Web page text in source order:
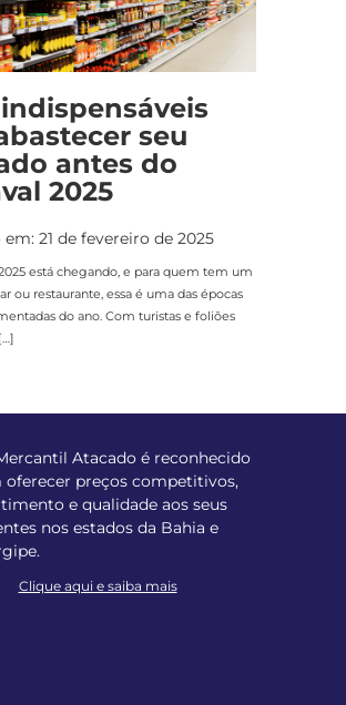
seu
antes do
2025
21 de fevereiro de 2025
está chegando, e para quem tem um
ou restaurante, essa é uma das épocas
do ano. Com turistas e foliões
Atacado é reconhecido
oferecer preços competitivos,
e qualidade aos seus
nos estados da Bahia e
Clique aqui e saiba mais